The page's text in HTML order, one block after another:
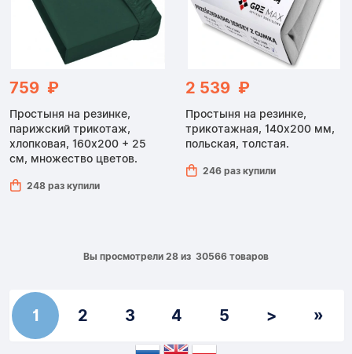
759 ₽
Простыня на резинке,
парижский трикотаж,
хлопковая, 160х200 + 25
см, множество цветов.
248 раз купили
2 539 ₽
Простыня на резинке,
трикотажная, 140x200 мм,
польская, толстая.
246 раз купили
Вы просмотрели 28 из 30566 товаров
1 2 3 4 5 > »